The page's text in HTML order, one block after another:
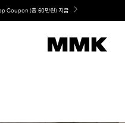
친, MMK The Island 출시